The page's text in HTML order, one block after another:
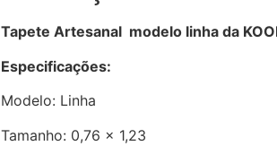
Tapete Artesanal modelo linha da
Especificações:
Modelo: Linha
Tamanho: 0,76 x 1,23